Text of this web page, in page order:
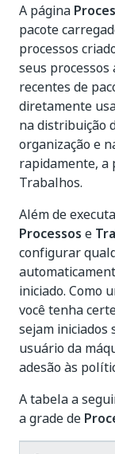
A página
pacote
processos
seus processos
recentes de
diretamente
na distribuição
organização e
rapidamente, a
Trabalhos.
Além de
Processos e
configurar
iniciado. Como
você tenha
sejam iniciados
usuário da
adesão às
A tabela a
a grade de